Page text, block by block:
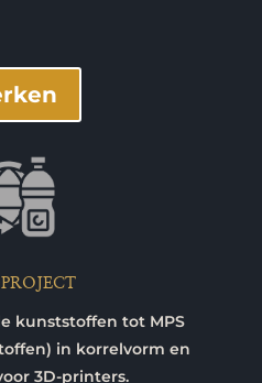
kunststoffen tot MPS
in korrelvorm en
3D-printers.